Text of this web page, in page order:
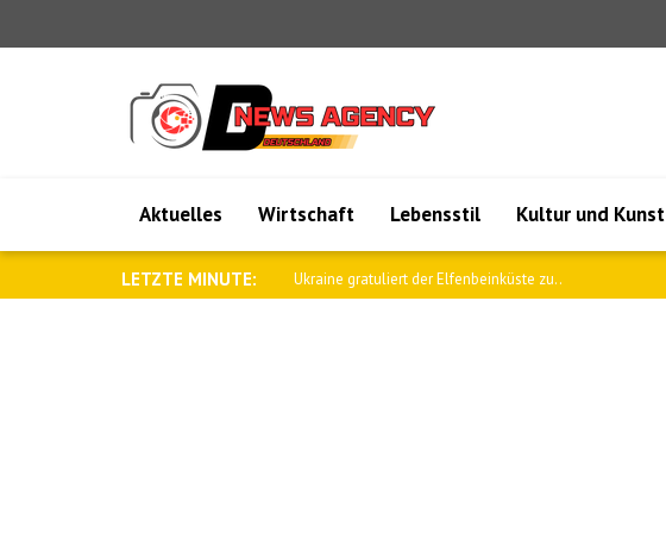
Aktuelles Wirtschaft Lebensstil Kultur und Kunst
LETZTE MINUTE: Ukraine gratuliert der Elfenbeinküste zu..